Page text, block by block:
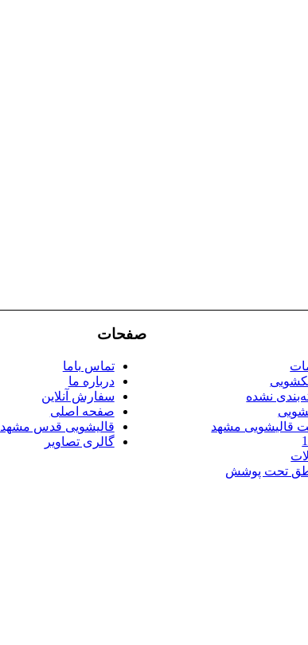
صفحات
تماس باما
درباره ما
سفارش آنلاین
صفحه اصلی
قالیشویی قدس مشهد
گالری تصاویر
نشده
قالیشویی مشهد
تحت پوشش